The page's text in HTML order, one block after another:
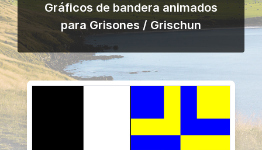
Gráficos de bandera animados
para Grisones / Grischun